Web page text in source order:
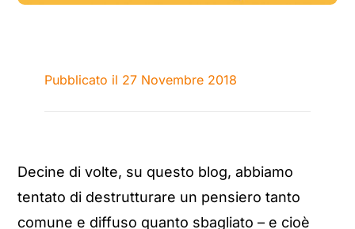
Pubblicato il 27 Novembre 2018
Decine di volte, su questo blog, abbiamo
tentato di destrutturare un pensiero tanto
comune e diffuso quanto sbagliato – e cioè